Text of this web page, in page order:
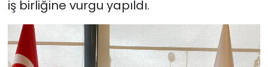
iş birliğine vurgu yapıldı.